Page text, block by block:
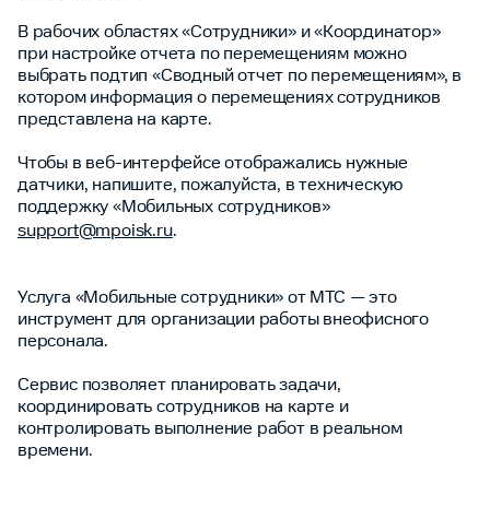
В рабочих областях «Сотрудники» и «Координатор»
при настройке отчета по перемещениям можно
выбрать подтип «Сводный отчет по перемещениям», в
котором информация о перемещениях сотрудников
представлена на карте.
Чтобы в веб-интерфейсе отображались нужные
датчики, напишите, пожалуйста, в техническую
поддержку «Мобильных сотрудников»
support@mpoisk.ru.
Услуга «Мобильные сотрудники» от МТС — это
инструмент для организации работы внеофисного
персонала.
Сервис позволяет планировать задачи,
координировать сотрудников на карте и
контролировать выполнение работ в реальном
времени.